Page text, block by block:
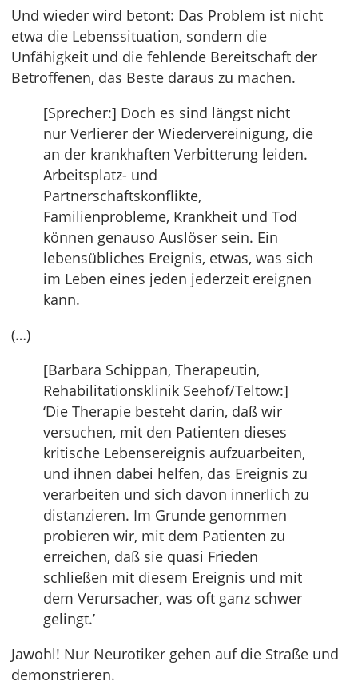
Und wieder wird betont: Das Problem ist nicht
etwa die Lebenssituation, sondern die
Unfähigkeit und die fehlende Bereitschaft der
Betroffenen, das Beste daraus zu machen.
[Sprecher:] Doch es sind längst nicht
nur Verlierer der Wiedervereinigung, die
an der krankhaften Verbitterung leiden.
Arbeitsplatz- und
Partnerschaftskonflikte,
Familienprobleme, Krankheit und Tod
können genauso Auslöser sein. Ein
lebensübliches Ereignis, etwas, was sich
im Leben eines jeden jederzeit ereignen
kann.
(…)
[Barbara Schippan, Therapeutin,
Rehabilitationsklinik Seehof/Teltow:]
‘Die Therapie besteht darin, daß wir
versuchen, mit den Patienten dieses
kritische Lebensereignis aufzuarbeiten,
und ihnen dabei helfen, das Ereignis zu
verarbeiten und sich davon innerlich zu
distanzieren. Im Grunde genommen
probieren wir, mit dem Patienten zu
erreichen, daß sie quasi Frieden
schließen mit diesem Ereignis und mit
dem Verursacher, was oft ganz schwer
gelingt.’
Jawohl! Nur Neurotiker gehen auf die Straße und
demonstrieren.